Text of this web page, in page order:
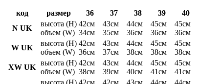
код размер 36 37 38 39
40
N UK
высота (H)
объем (W)
42см
34см
43см
35см
44см
36см
45см
36см
45см
36см
W UK
высота (H)
объем (W)
42см
36см
43см
37см
44см
38см
45см
38см
45см
38см
XW UK
высота (H)
объем (W)
42см
38см
43см
39см
44см
40см
45см
41см
45см
41см
высота (H) 42см
42см
43см
44см
44см